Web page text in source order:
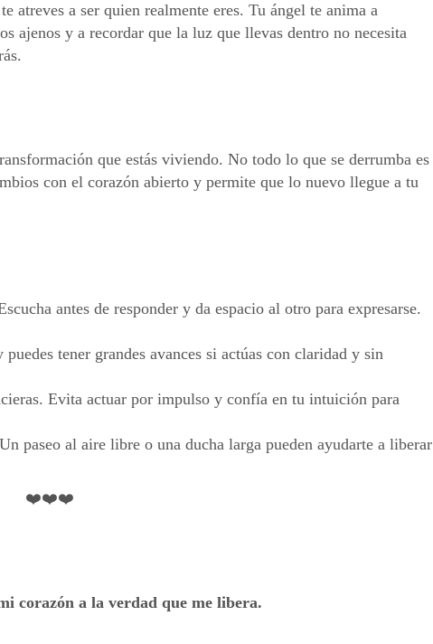
atreves a ser quien realmente eres. Tu ángel te anima a
ajenos y a recordar que la luz que llevas dentro no necesita
que estás viviendo. No todo lo que se derrumba es
con el corazón abierto y permite que lo nuevo llegue a tu
antes de responder y da espacio al otro para expresarse.
tener grandes avances si actúas con claridad y sin
Evita actuar por impulso y confía en tu intuición para
paseo al aire libre o una ducha larga pueden ayudarte a liberar
❤️❤️❤️
corazón a la verdad que me libera.